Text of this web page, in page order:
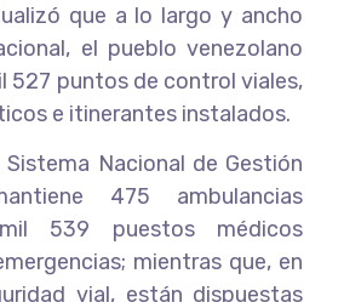
que a lo largo y ancho
el pueblo venezolano
527 puntos de control viales,
e itinerantes instalados.
Nacional de Gestión
475 ambulancias
539 puestos médicos
mientras que, en
vial, están dispuestas